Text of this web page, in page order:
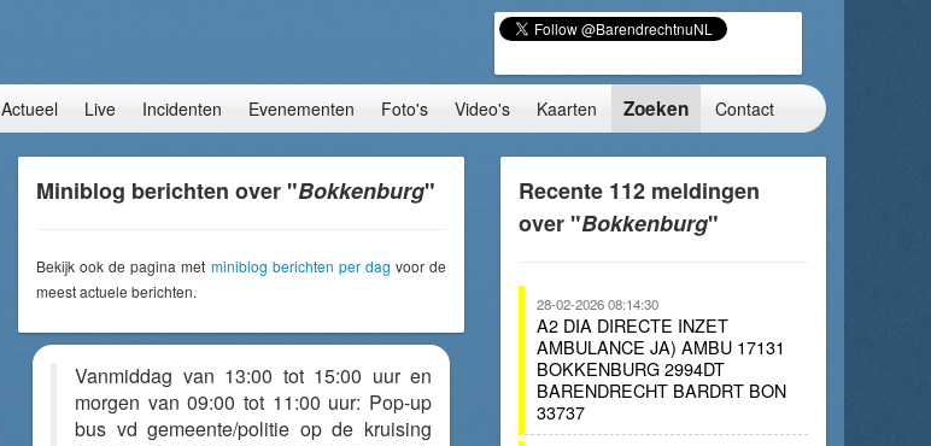
Actueel Live Incidenten Evenementen Foto's Video's Kaarten Zoeken Contact
Miniblog berichten over "Bokkenburg"
Bekijk ook de pagina met miniblog berichten per dag voor de
meest actuele berichten.
Vanmiddag van 13:00 tot 15:00 uur en
morgen van 09:00 tot 11:00 uur: Pop-up
bus vd gemeente/politie op de kruising
Recente 112 meldingen
over "Bokkenburg"
28-02-2026 08:14:30
A2 DIA DIRECTE INZET
AMBULANCE JA) AMBU 17131
BOKKENBURG 2994DT
BARENDRECHT BARDRT BON
33737